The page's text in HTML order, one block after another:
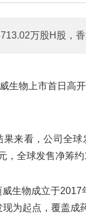
万股H股，
生物上市首日高
果来看，公司全
，全球发售净筹约
生物成立于
为起点，覆盖成